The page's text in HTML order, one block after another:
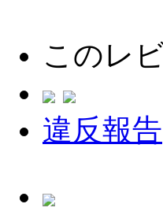
このレ
違反報告